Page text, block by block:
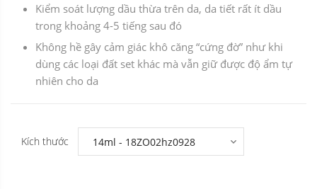
Kiểm soát lượng dầu thừa trên da, da tiết rất ít dầu
trong khoảng 4-5 tiếng sau đó
Không hề gây cảm giác khô căng “cứng đờ” như khi
dùng các loại đất set khác mà vẫn giữ được độ ẩm tự
nhiên cho da
Kích thước